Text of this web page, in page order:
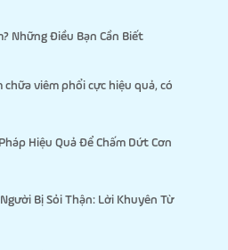
Những Điều Bạn Cần Biết
viêm phổi cực hiệu quả, có
Hiệu Quả Để Chấm Dứt Cơn
Bị Sỏi Thận: Lời Khuyên Từ